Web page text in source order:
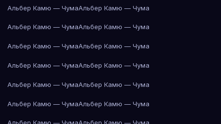
Альбер Камю — ЧумаАльбер Камю — Чума
Альбер Камю — ЧумаАльбер Камю — Чума
Альбер Камю — ЧумаАльбер Камю — Чума
Альбер Камю — ЧумаАльбер Камю — Чума
Альбер Камю — ЧумаАльбер Камю — Чума
Альбер Камю — ЧумаАльбер Камю — Чума